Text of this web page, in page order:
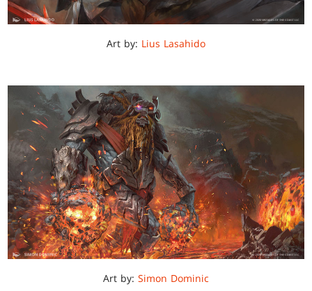
Art by: Lius Lasahido
Art by: Simon Dominic